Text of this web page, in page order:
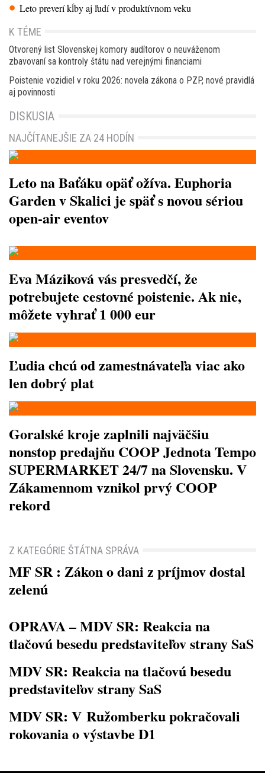
Leto preverí kĺby aj ľudí v produktívnom veku
K TÉME
Otvorený list Slovenskej komory audítorov o neuváženom
zbavovaní sa kontroly štátu nad verejnými financiami
Poistenie vozidiel v roku 2026: novela zákona o PZP, nové pravidlá
aj povinnosti
DISKUSIA
NAJČÍTANEJŠIE ZA 24 HODÍN
Leto na Baťáku opäť ožíva. Euphoria
Garden v Skalici je späť s novou sériou
open-air eventov
Eva Máziková vás presvedčí, že
potrebujete cestovné poistenie. Ak nie,
môžete vyhrať 1 000 eur
Ľudia chcú od zamestnávateľa viac ako
len dobrý plat
Goralské kroje zaplnili najväčšiu
nonstop predajňu COOP Jednota Tempo
SUPERMARKET 24/7 na Slovensku. V
Zákamennom vznikol prvý COOP
rekord
Z KATEGÓRIE ŠTÁTNA SPRÁVA
MF SR : Zákon o dani z príjmov dostal
zelenú
OPRAVA – MDV SR: Reakcia na
tlačovú besedu predstaviteľov strany SaS
MDV SR: Reakcia na tlačovú besedu
predstaviteľov strany SaS
MDV SR: V Ružomberku pokračovali
rokovania o výstavbe D1